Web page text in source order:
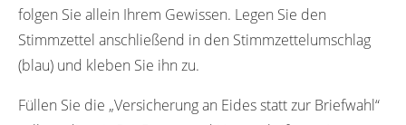
folgen Sie allein Ihrem Gewissen. Legen Sie den
Stimmzettel anschließend in den Stimmzettelumschlag
(blau) und kleben Sie ihn zu.
Füllen Sie die „Versicherung an Eides statt zur Briefwahl“